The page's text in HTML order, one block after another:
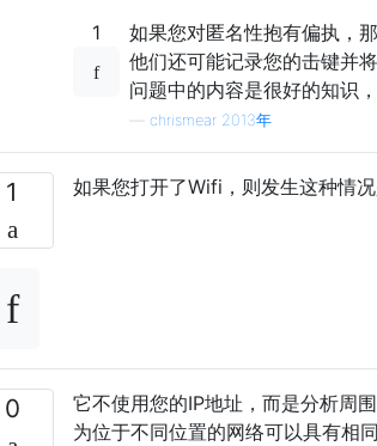
1
如果您对匿名性抱有偏执，
他们还可能记录您的击键并
问题中的内容是很好的知识
chrismear 2013年
1 如果您打开了Wifi，则发生这种情
0
它不使用您的IP地址，而是分析周
为位于不同位置的网络可以具有相